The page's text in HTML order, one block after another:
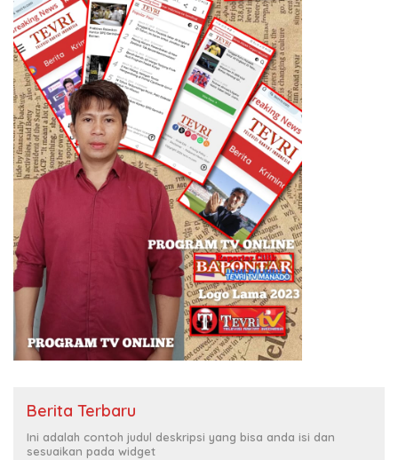
Berita Terbaru
Ini adalah contoh judul deskripsi yang bisa anda isi dan
sesuaikan pada widget